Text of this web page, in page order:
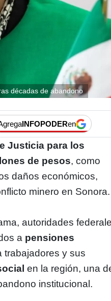
décadas de abandono
INFOPODERen
Justicia para los
de pesos, como
daños económicos,
minero en Sonora.
autoridades
a pensiones
trabajadores y sus
en la región, una
institucional.